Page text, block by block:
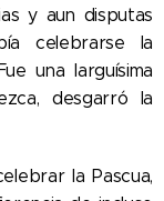
y aun disputas
celebrarse la
una larguísima
desgarró la
la Pascua,